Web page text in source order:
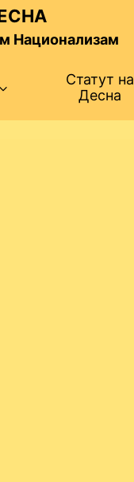
Национализам
Статут на
Десна